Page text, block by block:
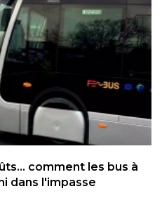
comment les bus à
dans l'impasse